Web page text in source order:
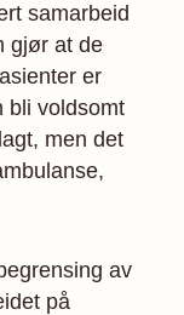
samarbeid
gjør at de
er
bli voldsomt
men det
av
på